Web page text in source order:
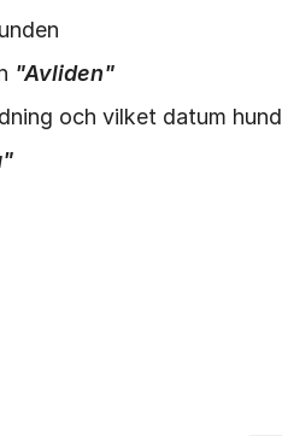
"Avliden"
och vilket datum